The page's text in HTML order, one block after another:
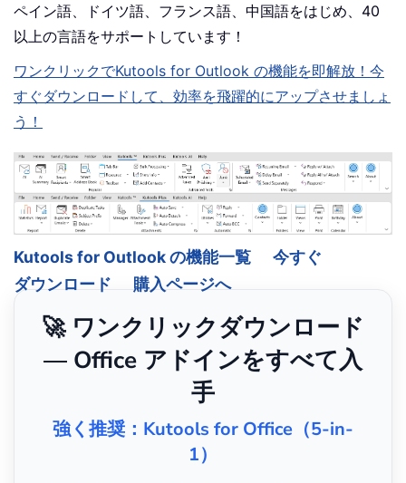
ペイン語、ドイツ語、フランス語、中国語をはじめ、40
以上の言語をサポートしています！
ワンクリックでKutools for Outlook の機能を即解放！今
すぐダウンロードして、効率を飛躍的にアップさせましょ
う！
Kutools for Outlook の機能一覧
今すぐ
ダウンロード
購入ページへ
🚀 ワンクリックダウンロード
— Office アドインをすべて入
手
強く推奨：Kutools for Office（5-in-
1）